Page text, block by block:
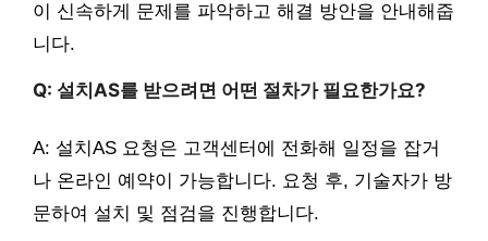
이 신속하게 문제를 파악하고 해결 방안을 안내해줍
니다.
Q: 설치AS를 받으려면 어떤 절차가 필요한가요?
A: 설치AS 요청은 고객센터에 전화해 일정을 잡거
나 온라인 예약이 가능합니다. 요청 후, 기술자가 방
문하여 설치 및 점검을 진행합니다.